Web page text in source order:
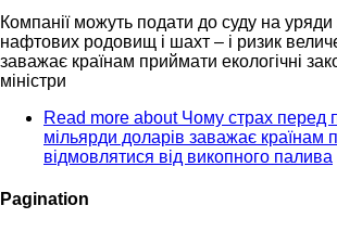
Компанії можуть подати до суду на уряди
нафтових родовищ і шахт – і ризик
заважає країнам приймати екологічні
міністри
Read more about Чому страх перед
мільярди доларів заважає країнам
відмовлятися від викопного палива
Pagination